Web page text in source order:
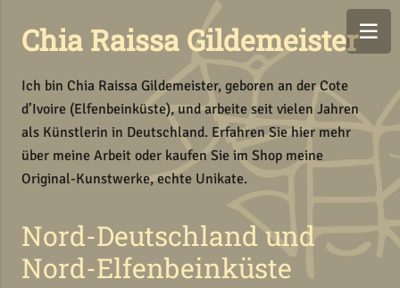
Chia Raissa Gildemeister
Ich bin Chia Raissa Gildemeister, geboren an der Cote
d’Ivoire (Elfenbeinküste), und arbeite seit vielen Jahren
als Künstlerin in Deutschland. Erfahren Sie hier mehr
über meine Arbeit oder kaufen Sie im Shop meine
Original-Kunstwerke, echte Unikate.
Nord-Deutschland und
Nord-Elfenbeinküste